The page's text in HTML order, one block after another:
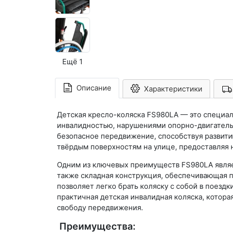
Ещё 1
Описание Характеристики Арконт-Мед
Детская кресло-коляска FS980LA — это
инвалидностью, нарушениями опорно-
безопасное передвижение, способствуя
твёрдым поверхностям на улице,
Одним из ключевых преимуществ FS980LA
также складная конструкция, обеспечивающая
позволяет легко брать коляску с собой в
практичная детская инвалидная коляска,
свободу передвижения.
Преимущества: